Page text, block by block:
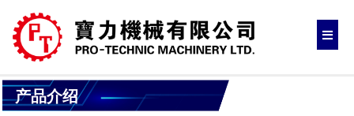
产品介绍